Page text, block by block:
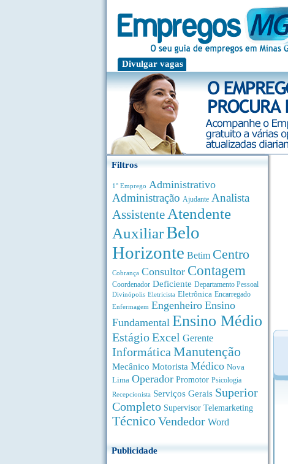
Divulgar vagas
Filtros
1° Emprego Administrativo
Administração Ajudante Analista
Assistente Atendente
AuxiliarBelo
Horizonte Betim Centro
Cobrança Consultor Contagem
Coordenador Deficiente Departamento Pessoal
Divinópolis Eletricista Eletrônica Encarregado
Enfermagem Engenheiro Ensino
Fundamental Ensino Médio
EstágioExcel Gerente
Informática Manutenção
Mecânico Motorista Médico Nova
Lima Operador Promotor Psicologia
Recepcionista Serviços Gerais Superior
Completo Supervisor Telemarketing
TécnicoVendedor Word
Publicidade